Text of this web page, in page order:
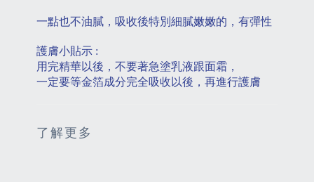
一點也不油膩，吸收後特別細膩嫩嫩的，有彈性
護膚小貼示 :
用完精華以後，不要著急塗乳液跟面霜，
一定要等金箔成分完全吸收以後，再進行護膚
了解更多